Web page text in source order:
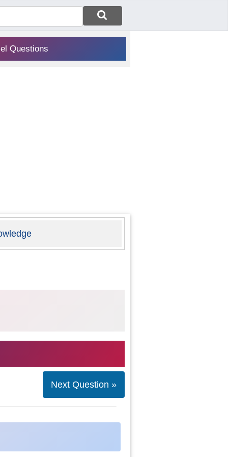
Questions
Next Question »